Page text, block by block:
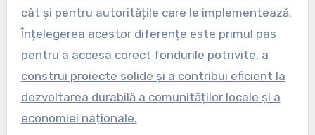
cât și pentru autoritățile care le implementează.
Înțelegerea acestor diferențe este primul pas
pentru a accesa corect fondurile potrivite, a
construi proiecte solide și a contribui eficient la
dezvoltarea durabilă a comunităților locale și a
economiei naționale.